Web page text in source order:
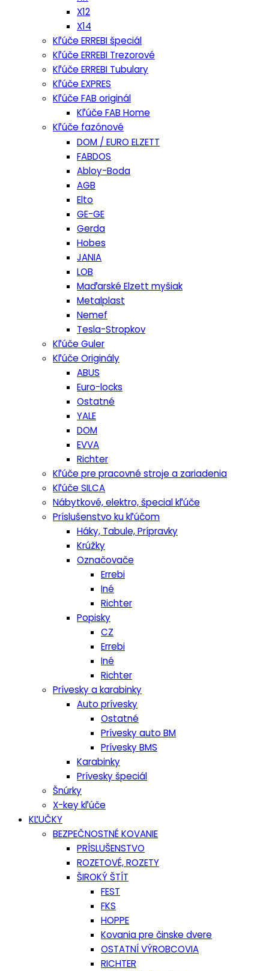
X12
X14
Kľúče ERREBI špeciál
Kľúče ERREBI Trezorové
Kľúče ERREBI Tubulary
Kľúče EXPRES
Kľúče FAB originál
Kľúče FAB Home
Kľúče fazónové
DOM / EURO ELZETT
FABDOS
Abloy-Boda
AGB
Elto
GE-GE
Gerda
Hobes
JANIA
LOB
Maďarské Elzett myšiak
Metalplast
Nemef
Tesla-Stropkov
Kľúče Guler
Kľúče Originály
ABUS
Euro-locks
Ostatné
YALE
DOM
EVVA
Richter
Kľúče pre pracovné stroje a zariadenia
Kľúče SILCA
Nábytkové, elektro, špecial kľúče
Príslušenstvo ku kľúčom
Háky, Tabule, Prípravky
Krúžky
Označovače
Errebi
Iné
Richter
Popisky
CZ
Errebi
Iné
Richter
Prívesky a karabinky
Auto prívesky
Ostatné
Prívesky auto BM
Prívesky BMS
Karabinky
Prívesky špeciál
Šnúrky
X-key kľúče
KĽUČKY
BEZPEČNOSTNÉ KOVANIE
PRÍSLUŠENSTVO
ROZETOVÉ, ROZETY
ŠIROKÝ ŠTÍT
FEST
FKS
HOPPE
Kovania pre činske dvere
OSTATNÍ VÝROBCOVIA
RICHTER